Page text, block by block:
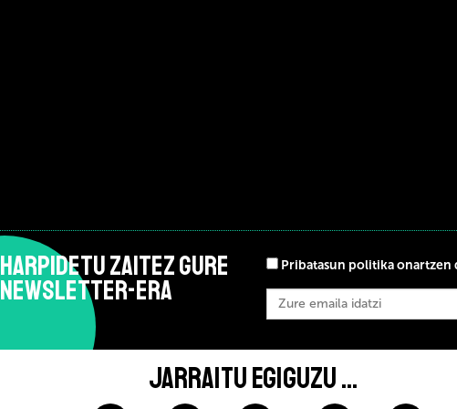
HARPIDETU ZAITEZ GURE
NEWSLETTER-ERA
Pribatasun politika onartzen
JARRAITU EGIGUZU ...